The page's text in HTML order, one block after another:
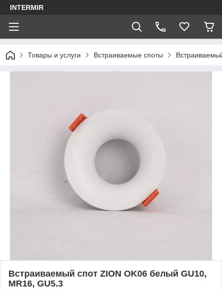
INTERMIR
Товары и услуги Встраиваемые споты
Встраиваемый спот ZION OK06 белый GU10,
MR16, GU5.3